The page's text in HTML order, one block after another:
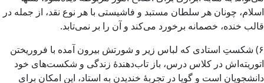
اسلام، چونان هر سلطان مستبد و فاشیستی با هر نوع نقد، از جمله در
قالب خنده، خصمانه برخورد می‌کند و آن را بر نمی‌تابد.
۶) شکستِ استادی که لباس زیر و شورتش بیرون آمده با فروریختن
اتوریته‌اش در کلاس درس، باز تاب‌دهندهٔ زندگی و شکست‌های خود
دانشجویان است و گویا در تجربهٔ خندیدن به استاد، این امکان برای